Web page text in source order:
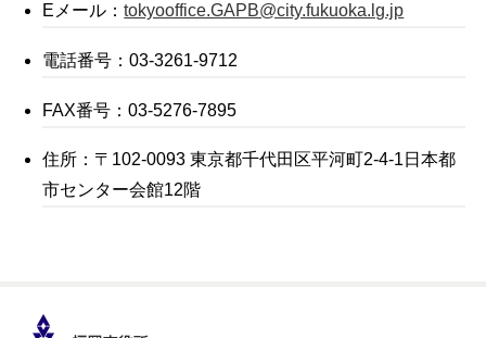
Eメール：tokyooffice.GAPB@city.fukuoka.lg.jp
電話番号：03-3261-9712
FAX番号：03-5276-7895
住所：〒102-0093 東京都千代田区平河町2-4-1日本都
市センター会館12階